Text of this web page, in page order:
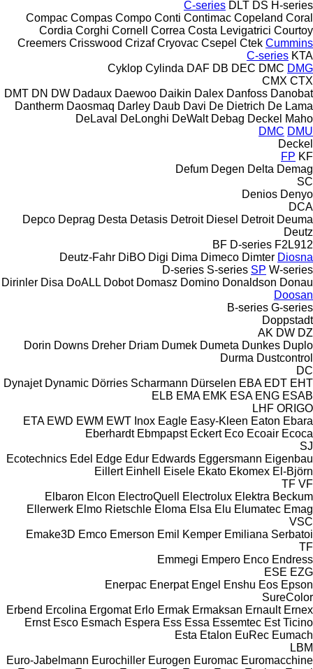
C-series DLT DS H-series
Compac Compas Compo Conti Contimac Copeland Coral
Cordia Corghi Cornell Correa Costa Levigatrici Courtoy
Creemers Crisswood Crizaf Cryovac Csepel Ctek Cummins
C-series KTA
Cyklop Cylinda DAF DB DEC DMC DMG
CMX CTX
DMT DN DW Dadaux Daewoo Daikin Dalex Danfoss Danobat
Dantherm Daosmaq Darley Daub Davi De Dietrich De Lama
DeLaval
DeLonghi DeWalt Debag Deckel Maho
DMC DMU
Deckel
FP KF
Defum Degen Delta Demag
SC
Denios Denyo
DCA
Depco Deprag Desta Detasis Detroit Diesel Detroit Deuma
Deutz
BF D-series F2L912
Deutz-Fahr DiBO Digi Dima Dimeco Dimter Diosna
D-series S-series SP W-series
Dirinler Disa DoALL Dobot Domasz Domino Donaldson Donau
Doosan
B-series G-series
Doppstadt
AK DW DZ
Dorin Downs Dreher Driam Dumek Dumeta Dunkes Duplo
Durma Dustcontrol
DC
Dynajet Dynamic Dörries Scharmann Dürselen EBA EDT EHT
ELB EMA EMK ESA ENG ESAB
LHF ORIGO
ETA EWD EWM EWT Inox Eagle Easy-Kleen Eaton Ebara
Eberhardt Ebmpapst Eckert Eco Ecoair Ecoca
SJ
Ecotechnics Edel Edge Edur Edwards Eggersmann Eigenbau
Eillert Einhell Eisele Ekato Ekomex El-Björn
TF VF
Elbaron Elcon ElectroQuell Electrolux Elektra Beckum
Ellerwerk Elmo Rietschle Eloma Elsa Elu Elumatec Emag
VSC
Emake3D Emco Emerson Emil Kemper Emiliana Serbatoi
TF
Emmegi Empero Enco Endress
ESE EZG
Enerpac Enerpat Engel Enshu Eos Epson
SureColor
Erbend Ercolina Ergomat Erlo Ermak Ermaksan Ernault Ernex
Ernst Esco Esmach Espera Ess Essa Essemtec Est Ticino
Esta Etalon EuRec Eumach
LBM
Euro-Jabelmann Eurochiller Eurogen Euromac Euromacchine